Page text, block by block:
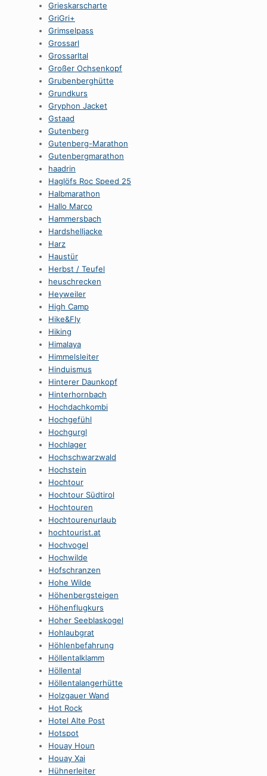
Grieskarscharte
GriGri+
Grimselpass
Grossarl
Grossarltal
Großer Ochsenkopf
Grubenberghütte
Grundkurs
Gryphon Jacket
Gstaad
Gutenberg
Gutenberg-Marathon
Gutenbergmarathon
haadrin
Haglöfs Roc Speed 25
Halbmarathon
Hallo Marco
Hammersbach
Hardshelljacke
Harz
Haustür
Herbst / Teufel
heuschrecken
Heyweiler
High Camp
Hike&Fly
Hiking
Himalaya
Himmelsleiter
Hinduismus
Hinterer Daunkopf
Hinterhornbach
Hochdachkombi
Hochgefühl
Hochgurgl
Hochlager
Hochschwarzwald
Hochstein
Hochtour
Hochtour Südtirol
Hochtouren
Hochtourenurlaub
hochtourist.at
Hochvogel
Hochwilde
Hofschranzen
Hohe Wilde
Höhenbergsteigen
Höhenflugkurs
Hoher Seeblaskogel
Hohlaubgrat
Höhlenbefahrung
HöllentaIklamm
Höllental
Höllentalangerhütte
Holzgauer Wand
Hot Rock
Hotel Alte Post
Hotspot
Houay Houn
Houay Xai
Hühnerleiter